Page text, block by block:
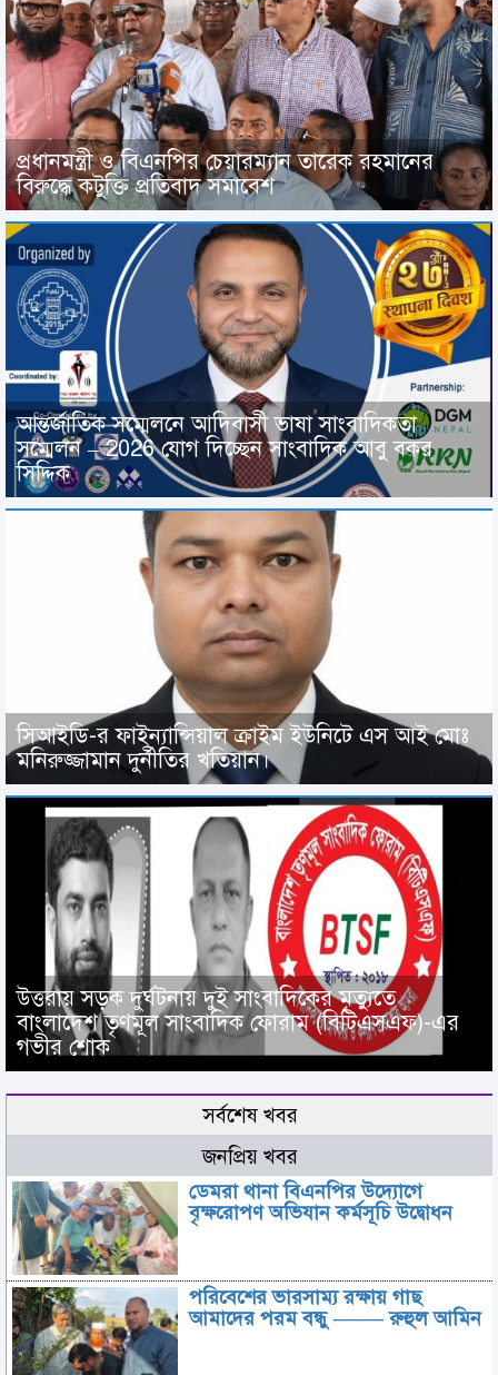
প্রধানমন্ত্রী ও বিএনপির চেয়ারম্যান তারেক রহমানের
বিরুদ্ধে কটুক্তি প্রতিবাদ সমাবেশ
আন্তর্জাতিক সম্মেলনে আদিবাসী ভাষা সাংবাদিকতা
সম্মেলন – 2026 যোগ দিচ্ছেন সাংবাদিক আবু বকর
সিদ্দিক
সিআইডি-র ফাইন্যান্সিয়াল ক্রাইম ইউনিটে এস আই মোঃ
মনিরুজ্জামান দুর্নীতির খতিয়ান।
উত্তরায় সড়ক দুর্ঘটনায় দুই সাংবাদিকের মৃত্যুতে
বাংলাদেশ তৃণমূল সাংবাদিক ফোরাম (বিটিএসএফ)-এর
গভীর শোক
সর্বশেষ খবর
জনপ্রিয় খবর
ডেমরা থানা বিএনপির উদ্যোগে
বৃক্ষরোপণ অভিযান কর্মসূচি উদ্বোধন
পরিবেশের ভারসাম্য রক্ষায় গাছ
আমাদের পরম বন্ধু ——– রুহুল আমিন